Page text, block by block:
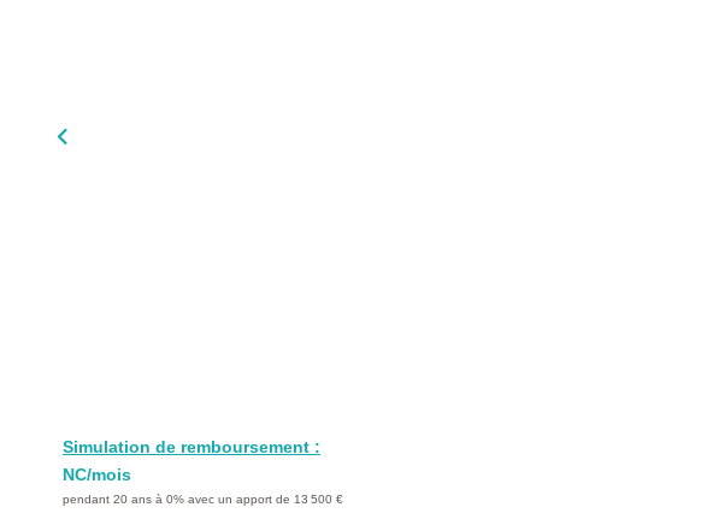
Simulation de remboursement :
NC/mois
pendant 20 ans à 0% avec un apport de 13 500 €